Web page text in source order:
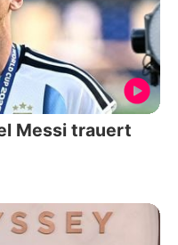
Messi trauert